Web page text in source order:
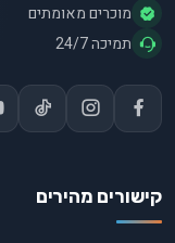
מוכרים מאומתים
תמיכה 24/7
קישורים מהירים